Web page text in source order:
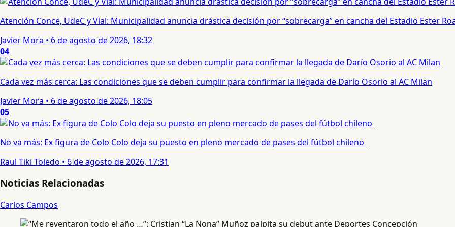
Atención Conce, UdeC y Vial: Municipalidad anuncia drástica decisión por “sobrecarga” en cancha del Estadio Ester
Javier Mora • 6 de agosto de 2026, 18:32
04
Cada vez más cerca: Las condiciones que se deben cumplir para confirmar la llegada de Darío Osorio al AC Milan
Javier Mora • 6 de agosto de 2026, 18:05
05
No va más: Ex figura de Colo Colo deja su puesto en pleno mercado de pases del fútbol chileno
Raul Tiki Toledo • 6 de agosto de 2026, 17:31
Noticias Relacionadas
Carlos Campos